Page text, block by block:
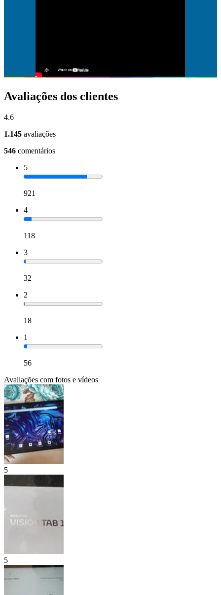
Avaliações dos clientes
4.6
1.145 avaliações
546 comentários
5
921
4
118
3
32
2
18
1
56
Avaliações com fotos e vídeos
5
5